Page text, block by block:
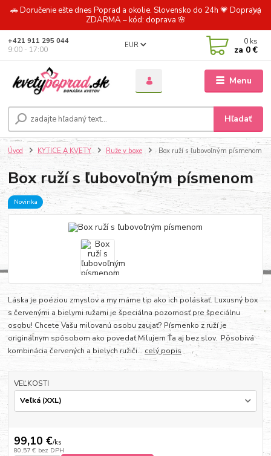
🚗 Doručenie ešte dnes Poprad a okolie. Slovensko do 24h 💗 Doprava
ZDARMA – kód: doprava 🌸
Menu
EUR
Hľadať
+421 911 295 044
9:00 - 17:00
0 ks
za 0 €
Úvod KYTICE A KVETY Ruže v boxe Box ruží s ľubovoľným písmenom
Box ruží s ľubovoľným písmenom
Novinka
Láska je poéziou zmyslov a my máme tip ako ich poláskať. Luxusný box
s červenými a bielymi ružami je špeciálna pozornosť pre špeciálnu
osobu! Chcete Vašu milovanú osobu zaujať? Písmenko z ruží je
originálnym spôsobom ako povedať Milujem Ťa aj bez slov. Pôsobivá
kombinácia červených a bielych ružiči... celý popis
VEĽKOSTI
99,10 €/ks
80,57 € bez DPH